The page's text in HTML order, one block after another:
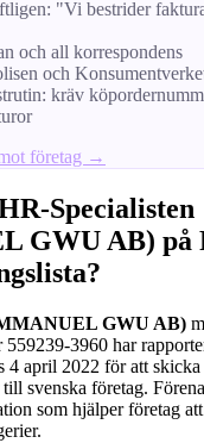
"Vi bestrider
och all korrespondens
och
kräv
företag →
Specialisten
GWU AB) på
GWU AB)
559239-3960 har
4 april 2022 för att
svenska företag.
som hjälper företag